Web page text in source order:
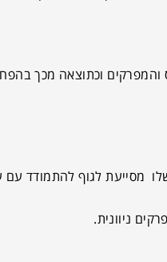
וכתוצאה מכך
מסייעת לגוף להתמודד
ניוונית.